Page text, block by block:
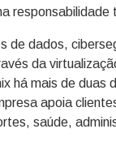
de dados,
da
há mais de duas
apoia
saúde,